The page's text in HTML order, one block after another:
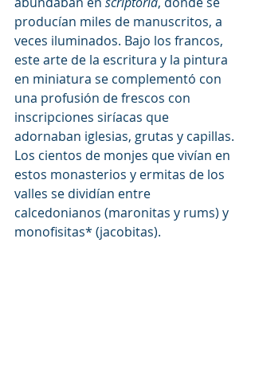
producían miles de manuscritos, a
veces iluminados. Bajo los francos,
este arte de la escritura y la pintura
en miniatura se complementó con
una profusión de frescos con
inscripciones siríacas que
adornaban iglesias, grutas y capillas.
Los cientos de monjes que vivían en
estos monasterios y ermitas de los
valles se dividían entre
calcedonianos (maronitas y rums) y
monofisitas* (jacobitas).